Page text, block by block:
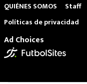
QUIÉNES SOMOS Staff
Políticas de privacidad
Ad Choices